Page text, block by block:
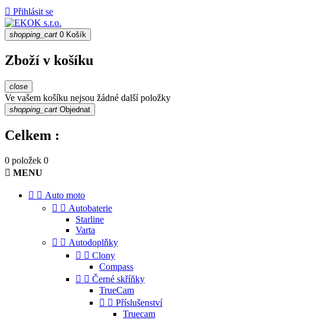
 Přihlásit se
shopping_cart 0 Košík
Zboží v košíku
close
Ve vašem košíku nejsou žádné další položky
shopping_cart Objednat
Celkem :
0 položek 0
 MENU
  Auto moto
  Autobaterie
Starline
Varta
  Autodoplňky
  Clony
Compass
  Černé skříňky
TrueCam
  Příslušenství
Truecam